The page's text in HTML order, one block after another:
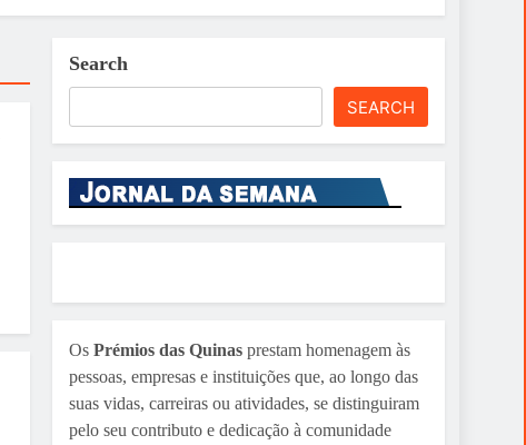
Search
SEARCH
Os Prémios das Quinasprestam homenagem às
pessoas, empresas e instituições que, ao longo das
suas vidas, carreiras ou atividades, se distinguiram
pelo seu contributo e dedicação à comunidade